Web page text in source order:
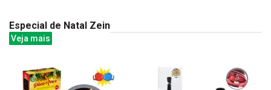
Especial de Natal Zein
Veja mais